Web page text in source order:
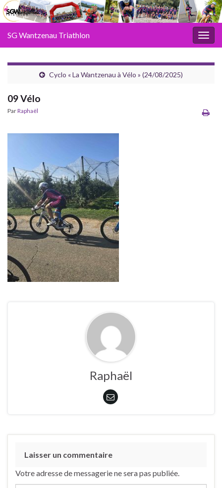
SG Wantzenau Triathlon
Cyclo « La Wantzenau à Vélo » (24/08/2025)
09 Vélo
ParRaphaël
Raphaël
Laisser un commentaire
Votre adresse de messagerie ne sera pas publiée.